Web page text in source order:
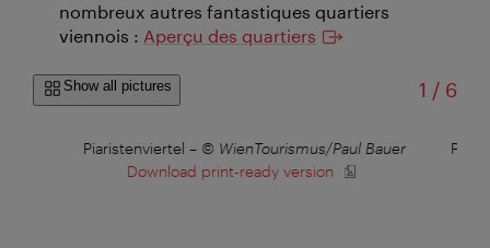
nombreux autres fantastiques quartiers
viennois : Aperçu des quartiers
Show all pictures 1 /of
6
Piaristenviertel – © WienTourismus/Paul Bauer
Download print-ready version